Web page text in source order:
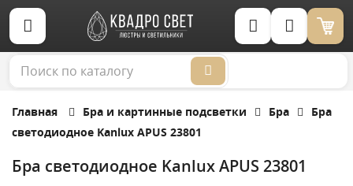
Корзина (0)
Главная Бра и картинные подсветки Бра
Бра
светодиодное Kanlux APUS 23801
Бра светодиодное Kanlux APUS 23801